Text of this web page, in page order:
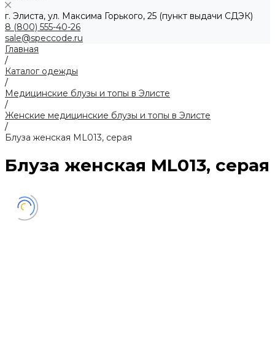
г. Элиста, ул. Максима Горького, 25 (пункт выдачи СДЭК)
8 (800) 555-40-26
sale@speccode.ru
Главная
/
Каталог одежды
/
Медицинские блузы и топы в Элисте
/
Женские медицинские блузы и топы в Элисте
/
Блуза женская ML013, серая
Блуза женская ML013, серая